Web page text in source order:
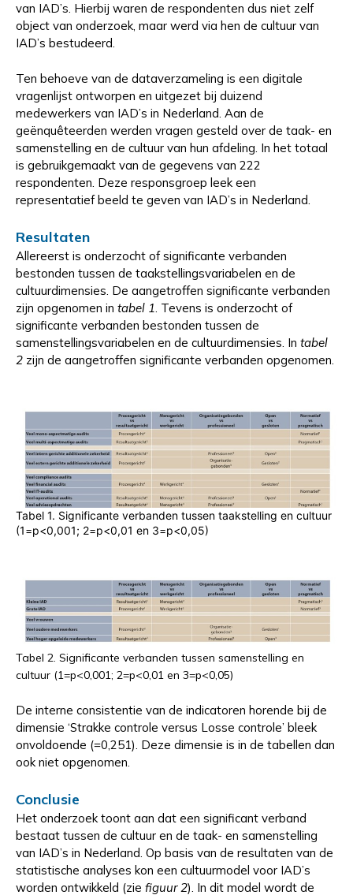
van IAD’s. Hierbij waren de respondenten dus niet zelf
object van onderzoek, maar werd via hen de cultuur van
IAD’s bestudeerd.
Ten behoeve van de dataverzameling is een digitale
vragenlijst ontworpen en uitgezet bij duizend
medewerkers van IAD’s in Nederland. Aan de
geënquêteerden werden vragen gesteld over de taak- en
samenstelling en de cultuur van hun afdeling. In het totaal
is gebruikgemaakt van de gegevens van 222
respondenten. Deze responsgroep leek een
representatief beeld te geven van IAD’s in Nederland.
Resultaten
Allereerst is onderzocht of significante verbanden
bestonden tussen de taakstellingsvariabelen en de
cultuurdimensies. De aangetroffen significante verbanden
zijn opgenomen in tabel 1. Tevens is onderzocht of
significante verbanden bestonden tussen de
samenstellingsvariabelen en de cultuurdimensies. In tabel
2 zijn de aangetroffen significante verbanden opgenomen.
Tabel 1. Significante verbanden tussen taakstelling en cultuur
(1=p<0,001; 2=p<0,01 en 3=p<0,05)
Tabel 2. Significante verbanden tussen samenstelling en
cultuur (1=p<0,001; 2=p<0,01 en 3=p<0,05)
De interne consistentie van de indicatoren horende bij de
dimensie ‘Strakke controle versus Losse controle’ bleek
onvoldoende (=0,251). Deze dimensie is in de tabellen dan
ook niet opgenomen.
Conclusie
Het onderzoek toont aan dat een significant verband
bestaat tussen de cultuur en de taak- en samenstelling
van IAD’s in Nederland. Op basis van de resultaten van de
statistische analyses kon een cultuurmodel voor IAD’s
worden ontwikkeld (zie figuur 2). In dit model wordt de